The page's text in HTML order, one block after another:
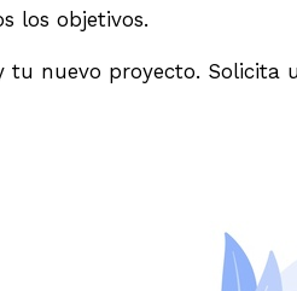
los objetivos.
tu nuevo proyecto.